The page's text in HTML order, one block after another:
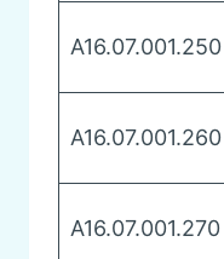
А16.07.001.250
А16.07.001.260
А16.07.001.270